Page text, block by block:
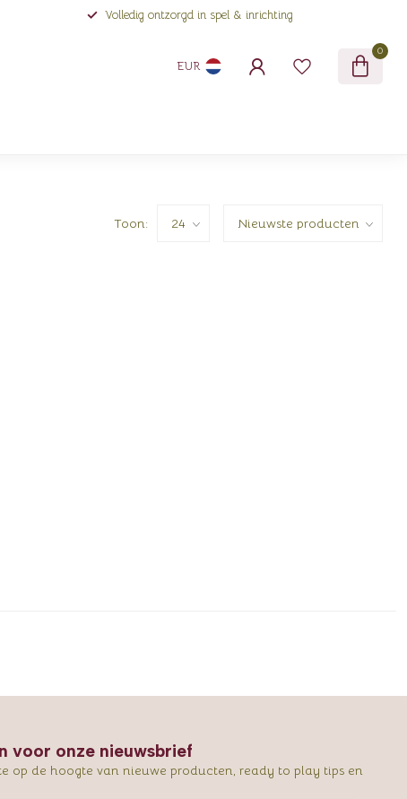
Volledig ontzorgd in spel & inrichting
EUR
0
Toon:
voor onze nieuwsbrief
op de hoogte van nieuwe producten, ready to play tips en